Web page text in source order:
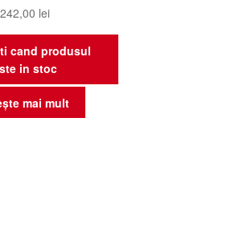
242,00 lei
cand produsul
in stoc
mai mult